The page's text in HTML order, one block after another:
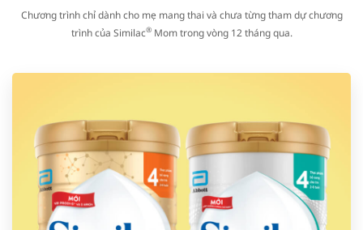
Chương trình chỉ dành cho mẹ mang thai và chưa từng tham dự chương
trình của Similac®Mom trong vòng 12 tháng qua.